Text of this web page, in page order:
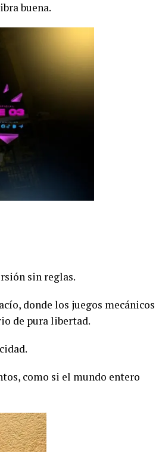
buena.
sin reglas.
donde los juegos mecánicos
de pura libertad.
como si el mundo entero